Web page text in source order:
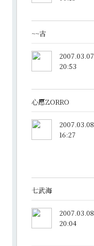
~~古
2007.03.07
20:53
心愿ZORRO
2007.03.08
16:27
七武海
2007.03.08
20:04